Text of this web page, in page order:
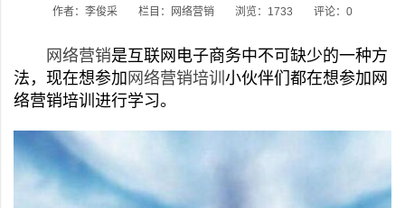
作者：李俊采 栏目： 网络营销 浏览：1733 评论：0
网络营销是互联网电子商务中不可缺少的一种方
法，现在想参加 网络营销培训 小伙伴们都在想参加网
络营销培训进行学习。